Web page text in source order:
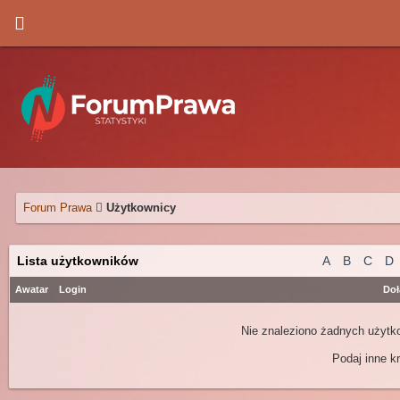
Forum Prawa Użytkownicy
A B C D
Lista użytkowników
Awatar Login
Nie znaleziono żadnych
Podaj inne